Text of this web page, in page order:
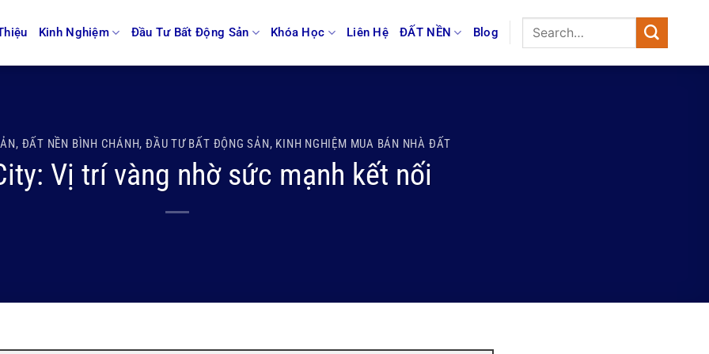
Kinh Nghiệm Đầu Tư Bất Động Sản Khóa Học Liên Hệ ĐẤT NỀN Blog
, ĐẤT NỀN BÌNH CHÁNH,ĐẦU TƯ BẤT ĐỘNG SẢN, KINH NGHIỆM MUA BÁN NHÀ ĐẤT
Vị trí vàng nhờ sức mạnh kết nối